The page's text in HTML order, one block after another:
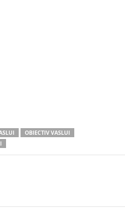
OBIECTIV VASLUI